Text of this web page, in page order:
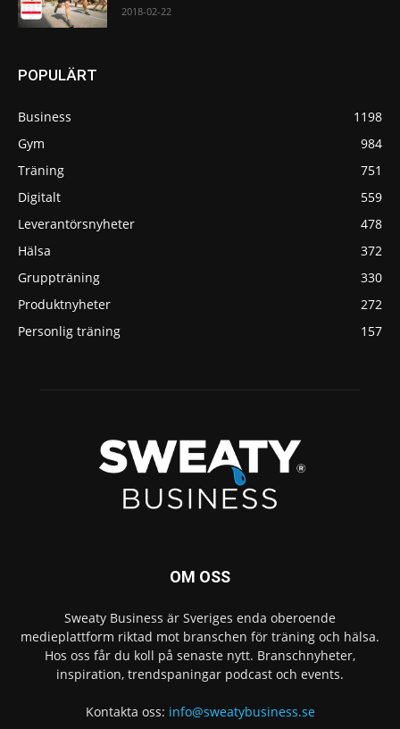
2018-02-22
POPULÄRT
Business
1198
Gym
984
Träning
751
Digitalt
559
Leverantörsnyheter
478
Hälsa
372
Gruppträning
330
Produktnyheter
272
Personlig träning
157
OM OSS
Sweaty Business är Sveriges enda oberoende
medieplattform riktad mot branschen för träning och hälsa.
Hos oss får du koll på senaste nytt. Branschnyheter,
inspiration, trendspaningar podcast och events.
Kontakta oss: info@sweatybusiness.se